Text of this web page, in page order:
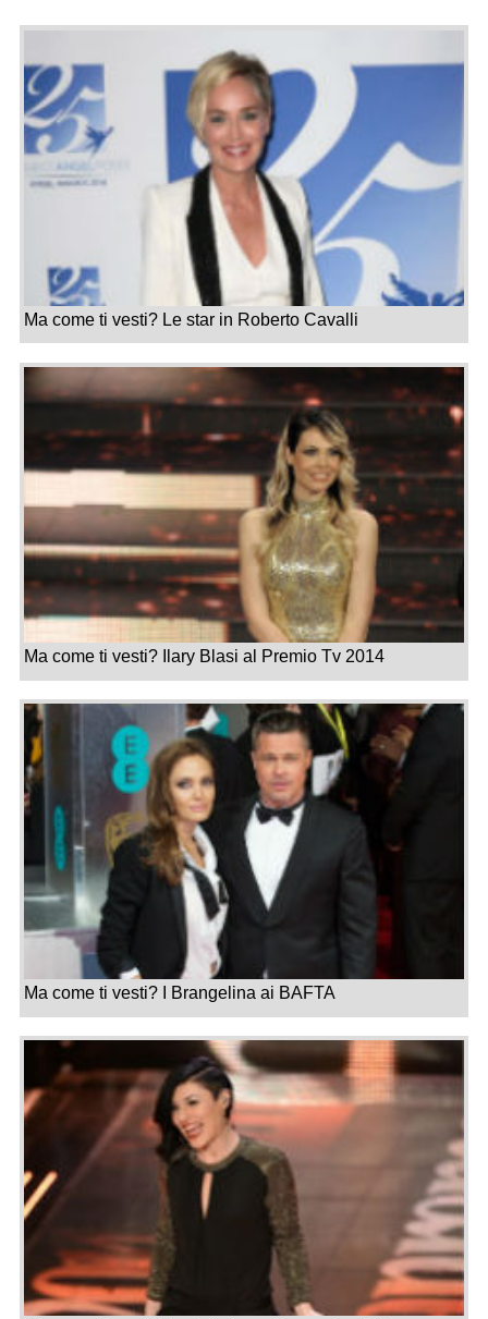
Ma come ti vesti? Le star in Roberto Cavalli
Ma come ti vesti? Ilary Blasi al Premio Tv 2014
Ma come ti vesti? I Brangelina ai BAFTA